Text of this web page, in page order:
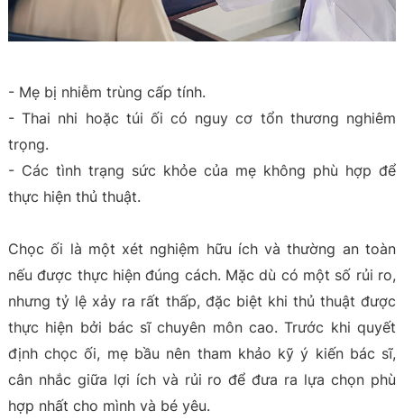
- Mẹ bị nhiễm trùng cấp tính.
- Thai nhi hoặc túi ối có nguy cơ tổn thương nghiêm
trọng.
- Các tình trạng sức khỏe của mẹ không phù hợp để
thực hiện thủ thuật.
Chọc ối là một xét nghiệm hữu ích và thường an toàn
nếu được thực hiện đúng cách. Mặc dù có một số rủi ro,
nhưng tỷ lệ xảy ra rất thấp, đặc biệt khi thủ thuật được
thực hiện bởi bác sĩ chuyên môn cao. Trước khi quyết
định chọc ối, mẹ bầu nên tham khảo kỹ ý kiến bác sĩ,
cân nhắc giữa lợi ích và rủi ro để đưa ra lựa chọn phù
hợp nhất cho mình và bé yêu.